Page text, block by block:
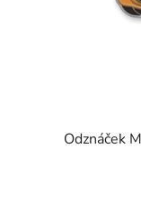
Odznáček